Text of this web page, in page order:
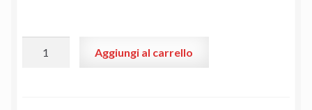
Aggiungi al carrello